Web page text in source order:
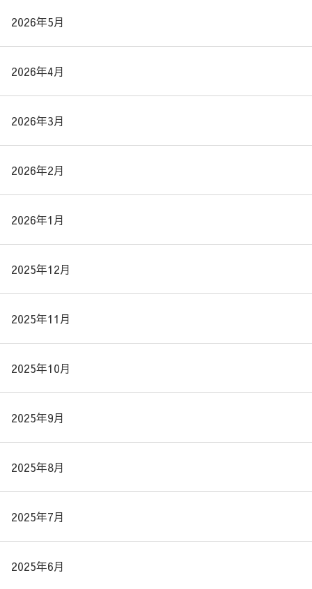
2026年5月
2026年4月
2026年3月
2026年2月
2026年1月
2025年12月
2025年11月
2025年10月
2025年9月
2025年8月
2025年7月
2025年6月